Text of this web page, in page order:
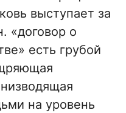
выступает за
«договор о
есть грубой
на уровень